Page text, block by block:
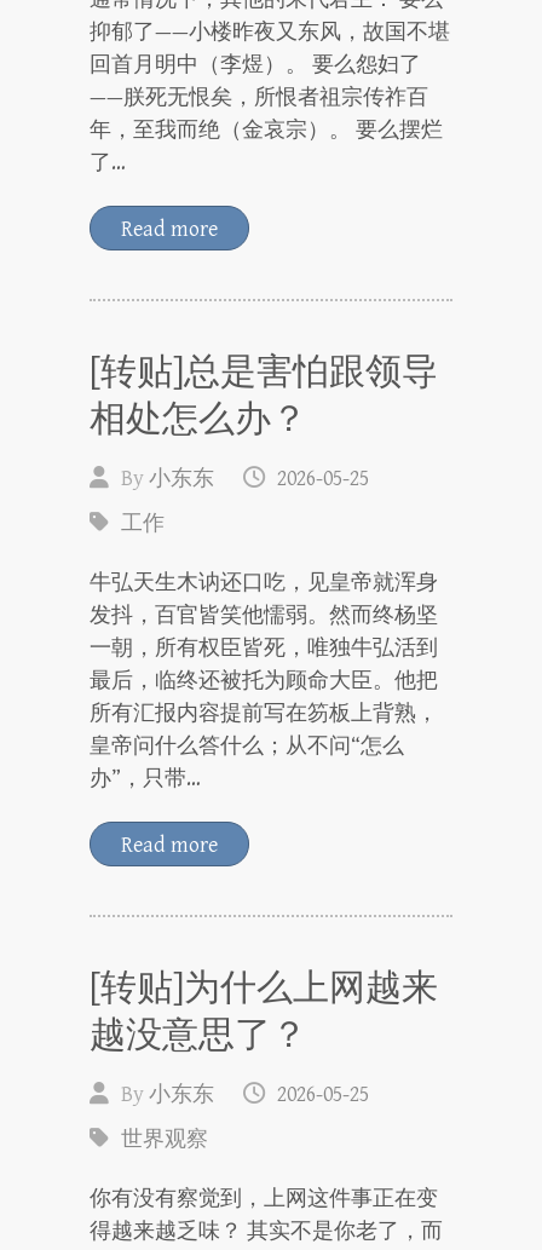
抑郁了——小楼昨夜又东风，故国不堪
回首月明中（李煜）。 要么怨妇了
——朕死无恨矣，所恨者祖宗传祚百
年，至我而绝（金哀宗）。 要么摆烂
了…
Read more
[转贴]总是害怕跟领导
相处怎么办？
By小东东
2026-05-25
工作
牛弘天生木讷还口吃，见皇帝就浑身
发抖，百官皆笑他懦弱。然而终杨坚
一朝，所有权臣皆死，唯独牛弘活到
最后，临终还被托为顾命大臣。他把
所有汇报内容提前写在笏板上背熟，
皇帝问什么答什么；从不问“怎么
办”，只带…
Read more
[转贴]为什么上网越来
越没意思了？
By小东东
2026-05-25
世界观察
你有没有察觉到，上网这件事正在变
得越来越乏味？ 其实不是你老了，而